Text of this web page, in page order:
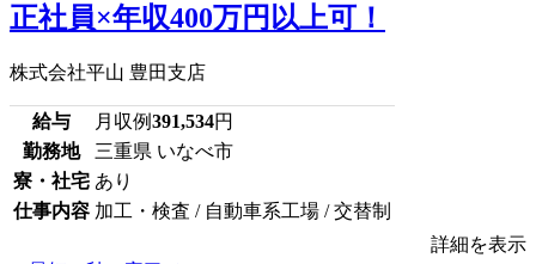
正社員×年収400万円以上可！
株式会社平山 豊田支店
給与 月収例391,534円
勤務地
三重県 いなべ市
寮・社宅 あり
仕事内容 加工・検査 / 自動車系工場 / 交替制
詳細を表示